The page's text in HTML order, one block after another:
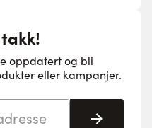
oppdatert og bli
eller kampanjer.